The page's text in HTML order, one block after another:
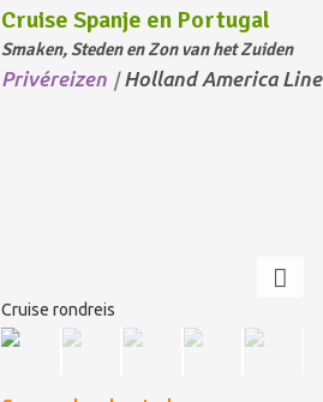
Cruise Spanje en Portugal
Smaken, Steden en Zon van het Zuiden
Privéreizen /Holland America Line
Cruise rondreis